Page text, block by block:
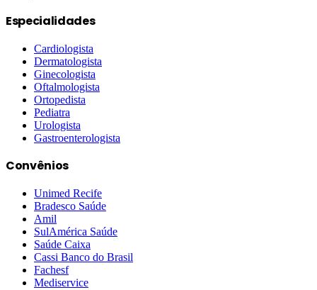
Especialidades
Cardiologista
Dermatologista
Ginecologista
Oftalmologista
Ortopedista
Pediatra
Urologista
Gastroenterologista
Convênios
Unimed Recife
Bradesco Saúde
Amil
SulAmérica Saúde
Saúde Caixa
Cassi Banco do Brasil
Fachesf
Mediservice